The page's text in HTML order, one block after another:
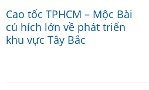
Cao tốc TPHCM – Mộc Bài
cú hích lớn về phát triển
khu vực Tây Bắc